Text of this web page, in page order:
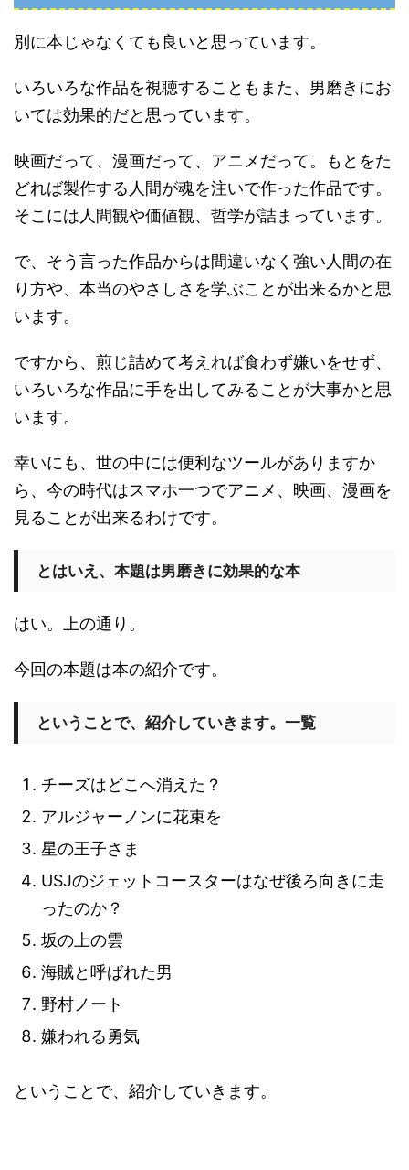
別に本じゃなくても良いと思っています。
いろいろな作品を視聴することもまた、男磨きにお
いては効果的だと思っています。
映画だって、漫画だって、アニメだって。もとをた
どれば製作する人間が魂を注いで作った作品です。
そこには人間観や価値観、哲学が詰まっています。
で、そう言った作品からは間違いなく強い人間の在
り方や、本当のやさしさを学ぶことが出来るかと思
います。
ですから、煎じ詰めて考えれば食わず嫌いをせず、
いろいろな作品に手を出してみることが大事かと思
います。
幸いにも、世の中には便利なツールがありますか
ら、今の時代はスマホ一つでアニメ、映画、漫画を
見ることが出来るわけです。
とはいえ、本題は男磨きに効果的な本
はい。上の通り。
今回の本題は本の紹介です。
ということで、紹介していきます。一覧
チーズはどこへ消えた？
アルジャーノンに花束を
星の王子さま
USJのジェットコースターはなぜ後ろ向きに走
ったのか？
坂の上の雲
海賊と呼ばれた男
野村ノート
嫌われる勇気
ということで、紹介していきます。